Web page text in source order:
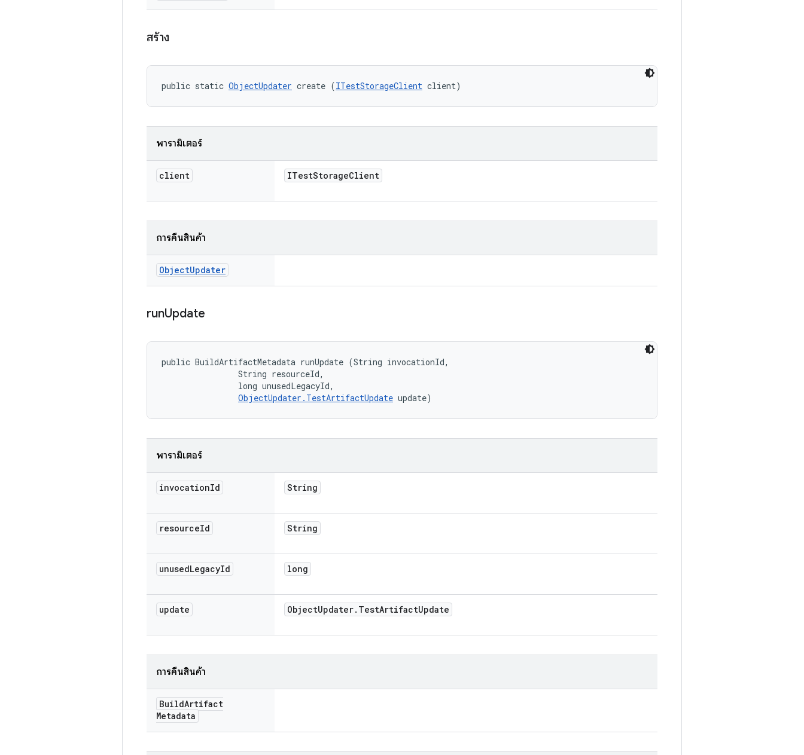
สร้าง
public static ObjectUpdater create (ITestStorageClient client)
พารามิเตอร์
client ITestStorageClient
การคืนสินค้า
ObjectUpdater
runUpdate
public BuildArtifactMetadata runUpdate (String invocationId,
                String resourceId,
                long unusedLegacyId,
ObjectUpdater.TestArtifactUpdate update)
พารามิเตอร์
invocationId String
resourceId String
unusedLegacyId long
update ObjectUpdater. TestArtifactUpdate
การคืนสินค้า
BuildArtifact
Metadata